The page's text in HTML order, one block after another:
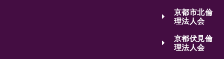
京都市北倫
理法人会
京都伏見倫
理法人会